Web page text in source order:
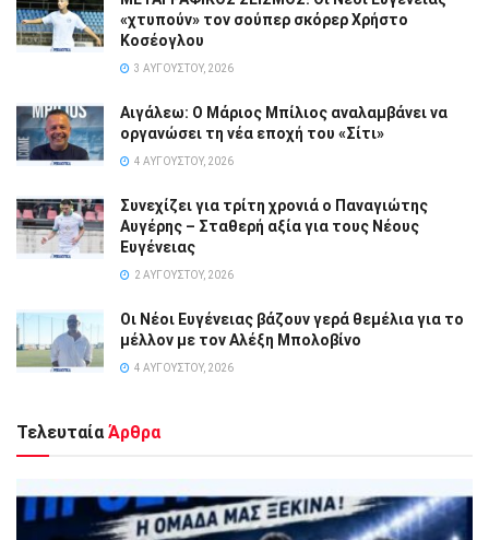
«χτυπούν» τον σούπερ σκόρερ Χρήστο
Κοσέογλου
3 ΑΥΓΟΎΣΤΟΥ, 2026
Αιγάλεω: Ο Μάριος Μπίλιος αναλαμβάνει να
οργανώσει τη νέα εποχή του «Σίτι»
4 ΑΥΓΟΎΣΤΟΥ, 2026
Συνεχίζει για τρίτη χρονιά ο Παναγιώτης
Αυγέρης – Σταθερή αξία για τους Νέους
Ευγένειας
2 ΑΥΓΟΎΣΤΟΥ, 2026
Οι Νέοι Ευγένειας βάζουν γερά θεμέλια για το
μέλλον με τον Αλέξη Μπολοβίνο
4 ΑΥΓΟΎΣΤΟΥ, 2026
Τελευταία Άρθρα